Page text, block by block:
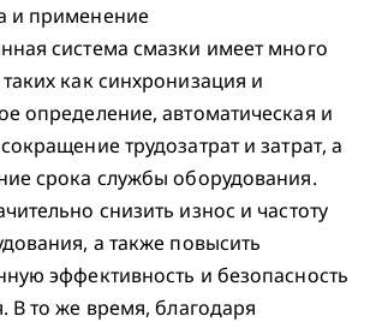
и применение
система смазки имеет много
как синхронизация и
определение, автоматическая и
трудозатрат и затрат, а
срока службы оборудования.
снизить износ и частоту
а также повысить
эффективность и безопасность
В то же время, благодаря